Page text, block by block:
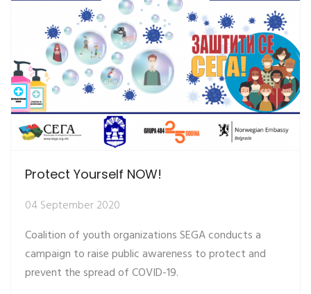
Protect Yourself NOW!
04 September 2020
Coalition of youth organizations SEGA conducts a
campaign to raise public awareness to protect and
prevent the spread of COVID-19.